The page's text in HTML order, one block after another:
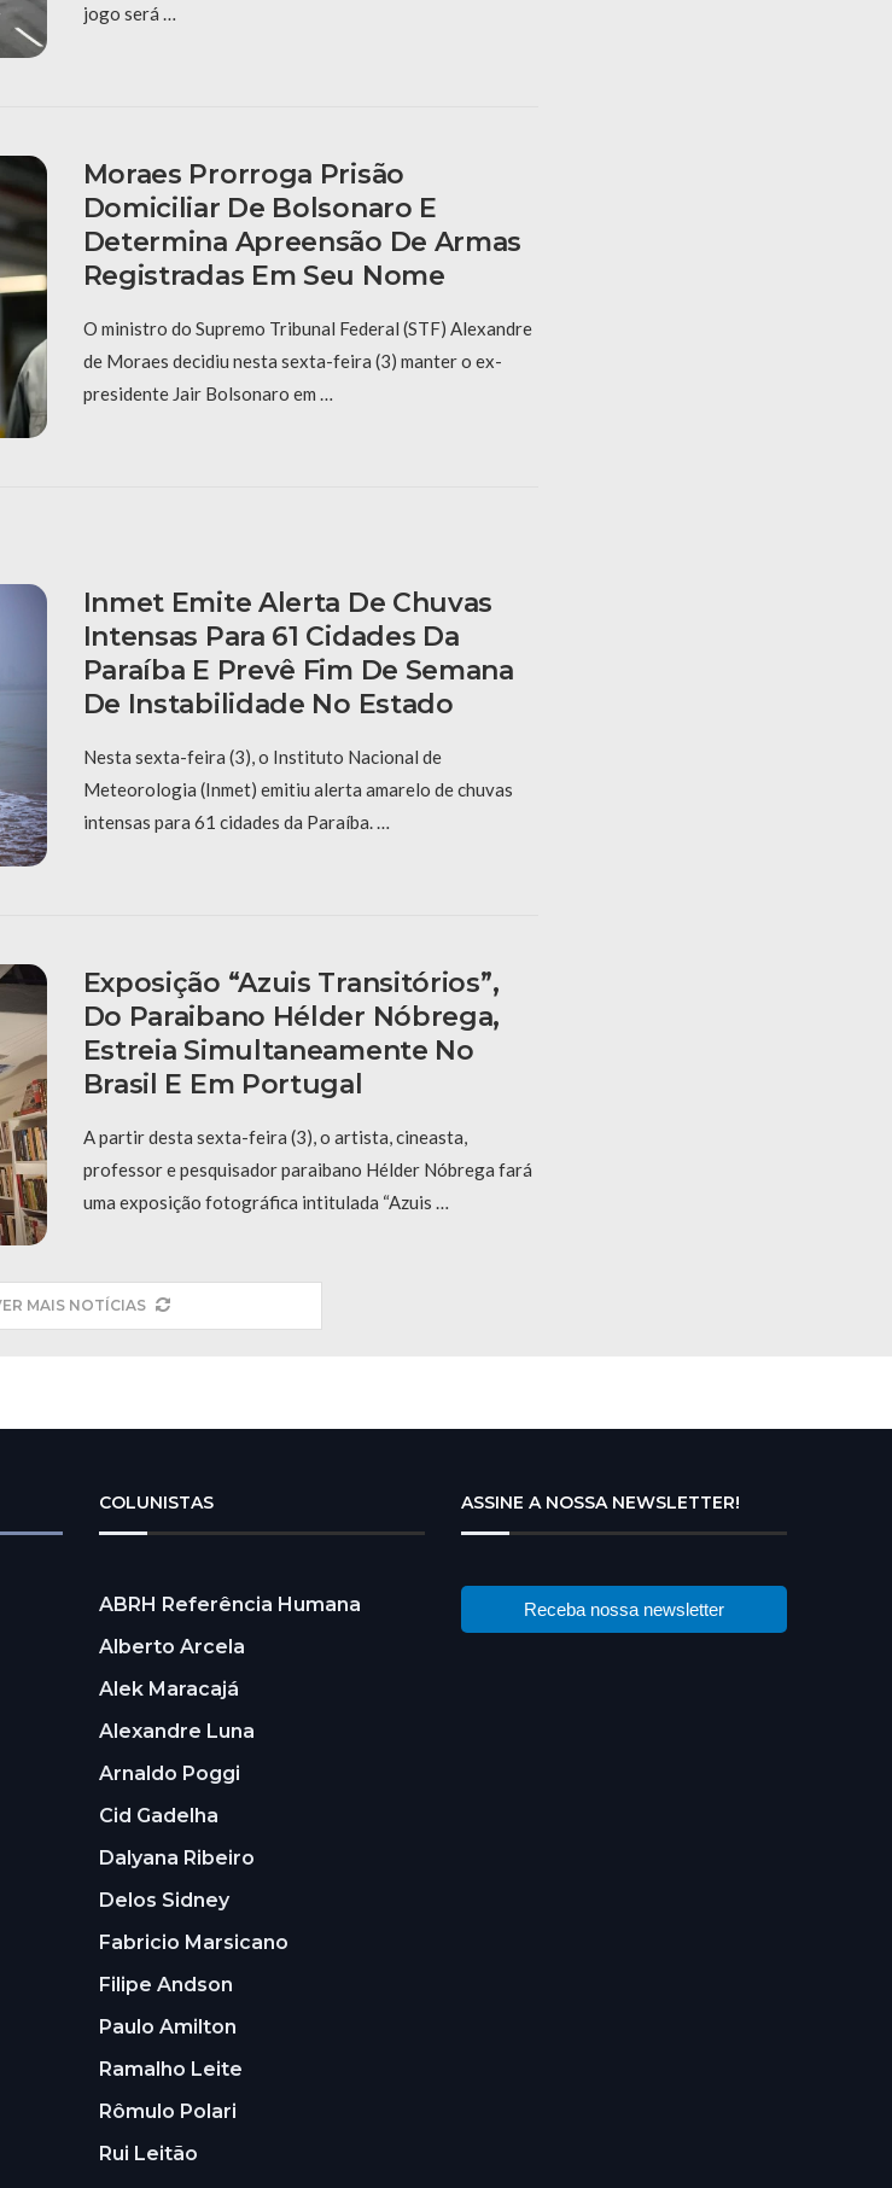
jogo será …
Moraes Prorroga Prisão
Domiciliar De Bolsonaro E
Determina Apreensão De Armas
Registradas Em Seu Nome
O ministro do Supremo Tribunal Federal (STF) Alexandre
de Moraes decidiu nesta sexta-feira (3) manter o ex-
presidente Jair Bolsonaro em …
Inmet Emite Alerta De Chuvas
Intensas Para 61 Cidades Da
Paraíba E Prevê Fim De Semana
De Instabilidade No Estado
Nesta sexta-feira (3), o Instituto Nacional de
Meteorologia (Inmet) emitiu alerta amarelo de chuvas
intensas para 61 cidades da Paraíba. …
Exposição “Azuis Transitórios”,
Do Paraibano Hélder Nóbrega,
Estreia Simultaneamente No
Brasil E Em Portugal
A partir desta sexta-feira (3), o artista, cineasta,
professor e pesquisador paraibano Hélder Nóbrega fará
uma exposição fotográfica intitulada “Azuis …
MAIS NOTÍCIAS
COLUNISTAS
ABRH Referência Humana
Alberto Arcela
Alek Maracajá
Alexandre Luna
Arnaldo Poggi
Cid Gadelha
Dalyana Ribeiro
Delos Sidney
Fabricio Marsicano
Filipe Andson
Paulo Amilton
Ramalho Leite
Rômulo Polari
Rui Leitão
ASSINE A NOSSA NEWSLETTER!
Receba nossa newsletter